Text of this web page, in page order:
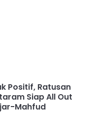
Positif, Ratusan
Siap All Out
Mahfud